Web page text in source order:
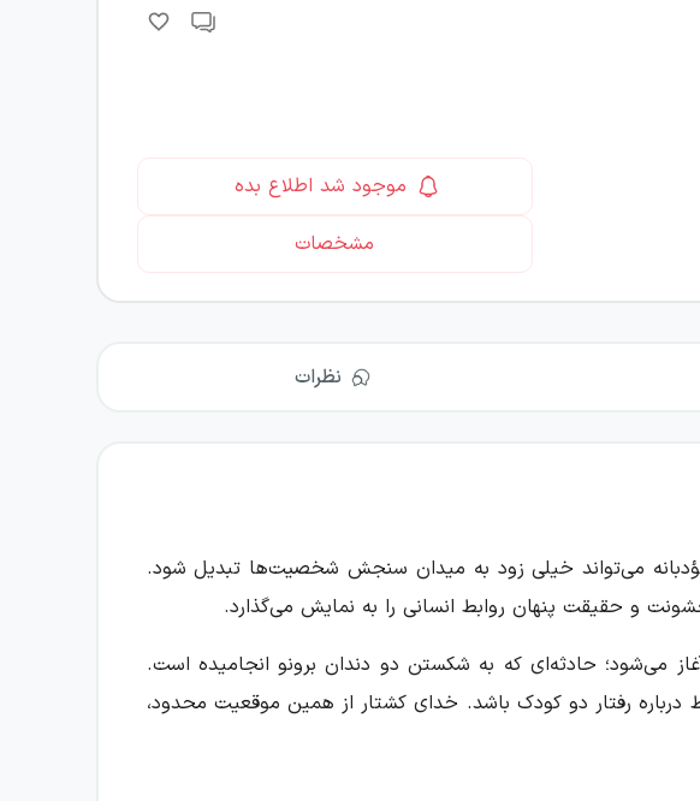
موجود شد اطلاع بده
مشخصات
نظرات
می‌تواند خیلی زود به میدان سنجش شخصیت‌ها تبدیل شود.
و حقیقت پنهان روابط انسانی را به نمایش می‌گذارد.
آغاز می‌شود؛ حادثه‌ای که به شکستن دو دندان برونو انجامیده است.
درباره رفتار دو کودک باشد. خدای کشتار از همین موقعیت محدود،